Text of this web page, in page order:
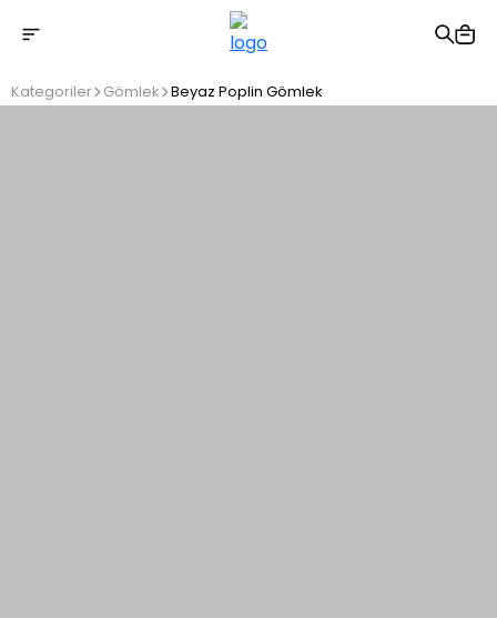
2500 TL üzeri ücretsiz kargo
Kategoriler Gömlek Beyaz Poplin Gömlek